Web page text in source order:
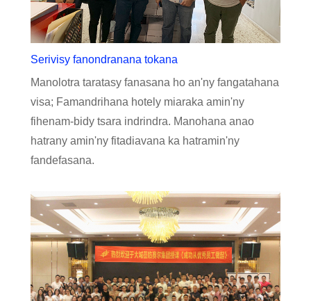
Serivisy fanondranana tokana
Manolotra taratasy fanasana ho an'ny fangatahana
visa; Famandrihana hotely miaraka amin'ny
fihenam-bidy tsara indrindra. Manohana anao
hatrany amin'ny fitadiavana ka hatramin'ny
fandefasana.